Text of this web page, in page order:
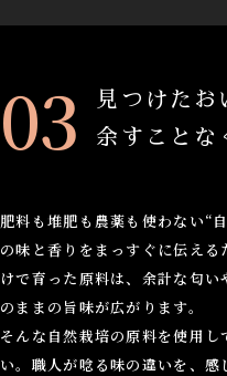
見つけたお
余すことな
肥料も堆肥も農薬も使わない“
の味と香りをまっすぐに伝え
けで育った原料は、余計な匂
のままの旨味が広がります。
そんな自然栽培の原料を使用
い。職人が唸る味の違いを、感